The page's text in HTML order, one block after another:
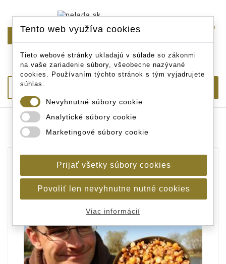
0
Úvodná stránka Akciová ponuka
eshope
Korda Krusha drtička boilies
Tento web využíva cookies
Tieto webové stránky ukladajú v súlade so zákonmi
na vaše zariadenie súbory, všeobecne nazývané
cookies. Používaním týchto stránok s tým vyjadrujete
súhlas.
Nevyhnutné súbory cookie
Analytické súbory cookie
Marketingové súbory cookie
Prijať všetky súbory cookies
Povoliť len nevyhnutne nutné cookies
Viac informácií